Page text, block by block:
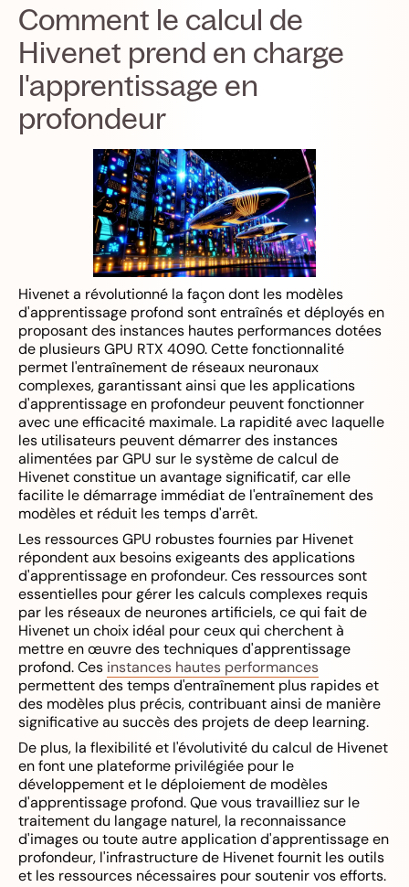
Comment le calcul de
Hivenet prend en charge
l'apprentissage en
profondeur
Hivenet a révolutionné la façon dont les modèles
d'apprentissage profond sont entraînés et déployés en
proposant des instances hautes performances dotées
de plusieurs GPU RTX 4090. Cette fonctionnalité
permet l'entraînement de réseaux neuronaux
complexes, garantissant ainsi que les applications
d'apprentissage en profondeur peuvent fonctionner
avec une efficacité maximale. La rapidité avec laquelle
les utilisateurs peuvent démarrer des instances
alimentées par GPU sur le système de calcul de
Hivenet constitue un avantage significatif, car elle
facilite le démarrage immédiat de l'entraînement des
modèles et réduit les temps d'arrêt.
Les ressources GPU robustes fournies par Hivenet
répondent aux besoins exigeants des applications
d'apprentissage en profondeur. Ces ressources sont
essentielles pour gérer les calculs complexes requis
par les réseaux de neurones artificiels, ce qui fait de
Hivenet un choix idéal pour ceux qui cherchent à
mettre en œuvre des techniques d'apprentissage
profond. Ces instances hautes performances
permettent des temps d'entraînement plus rapides et
des modèles plus précis, contribuant ainsi de manière
significative au succès des projets de deep learning.
De plus, la flexibilité et l'évolutivité du calcul de Hivenet
en font une plateforme privilégiée pour le
développement et le déploiement de modèles
d'apprentissage profond. Que vous travailliez sur le
traitement du langage naturel, la reconnaissance
d'images ou toute autre application d'apprentissage en
profondeur, l'infrastructure de Hivenet fournit les outils
et les ressources nécessaires pour soutenir vos efforts.